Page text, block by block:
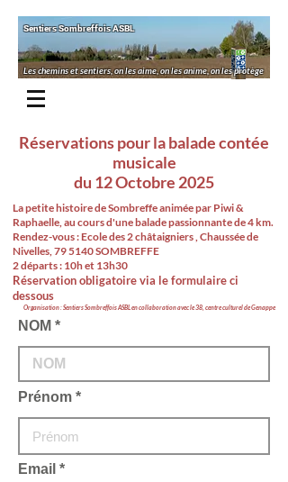
Sentiers Sombreffois ASBL
Les chemins et sentiers, on les aime, on les anime, on les protège
Réservations pour la balade contée
musicale
du 12 Octobre 2025
La petite histoire de Sombreffe animée par Piwi &
Raphaelle, au cours d'une balade passionnante de 4 km.
Rendez-vous : Ecole des 2 châtaigniers , Chaussée de
Nivelles, 79 5140 SOMBREFFE
2 départs : 10h et 13h30
Réservation obligatoire via le formulaire ci
dessous
Organisation : Sentiers Sombreffois ASBL en collaboration avec le 38, centre culturel de Genappe
NOM
Prénom
Email